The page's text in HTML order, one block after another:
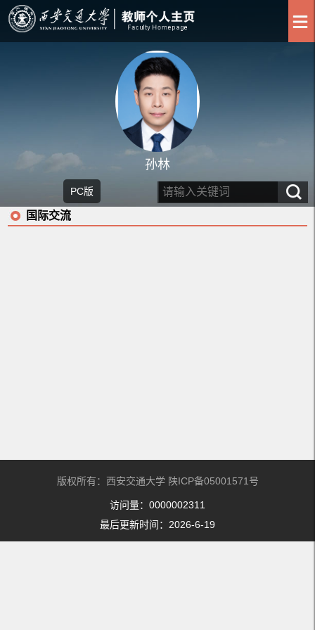
孙林
国际交流
版权所有：西安交通大学 陕ICP备05001571号
访问量： 0000002311
最后更新时间： 2026-6-19
PC版